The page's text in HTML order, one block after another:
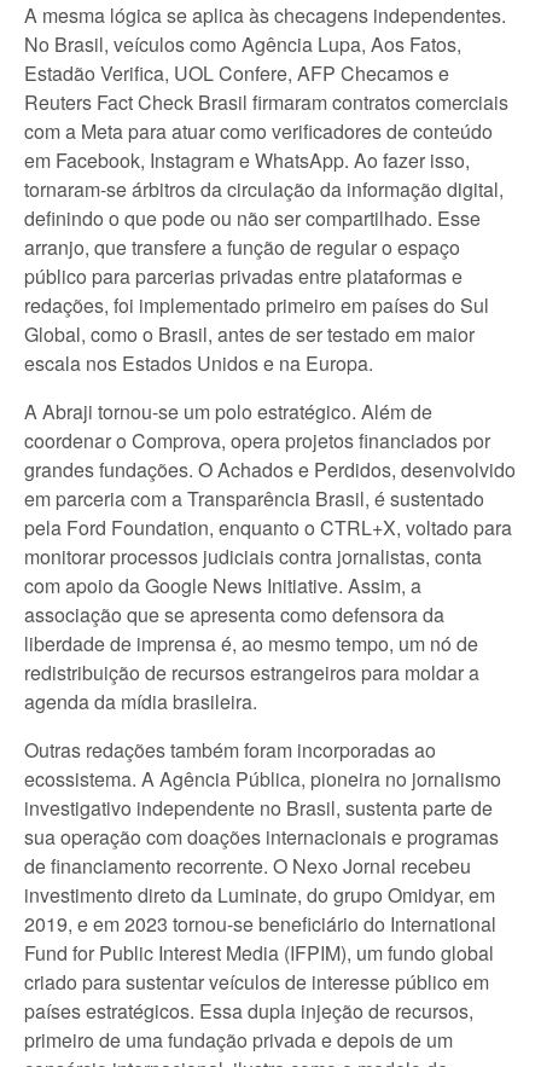
A mesma lógica se aplica às checagens independentes.
No Brasil, veículos como Agência Lupa, Aos Fatos,
Estadão Verifica, UOL Confere, AFP Checamos e
Reuters Fact Check Brasil firmaram contratos comerciais
com a Meta para atuar como verificadores de conteúdo
em Facebook, Instagram e WhatsApp. Ao fazer isso,
tornaram-se árbitros da circulação da informação digital,
definindo o que pode ou não ser compartilhado. Esse
arranjo, que transfere a função de regular o espaço
público para parcerias privadas entre plataformas e
redações, foi implementado primeiro em países do Sul
Global, como o Brasil, antes de ser testado em maior
escala nos Estados Unidos e na Europa.
A Abraji tornou-se um polo estratégico. Além de
coordenar o Comprova, opera projetos financiados por
grandes fundações. O Achados e Perdidos, desenvolvido
em parceria com a Transparência Brasil, é sustentado
pela Ford Foundation, enquanto o CTRL+X, voltado para
monitorar processos judiciais contra jornalistas, conta
com apoio da Google News Initiative. Assim, a
associação que se apresenta como defensora da
liberdade de imprensa é, ao mesmo tempo, um nó de
redistribuição de recursos estrangeiros para moldar a
agenda da mídia brasileira.
Outras redações também foram incorporadas ao
ecossistema. A Agência Pública, pioneira no jornalismo
investigativo independente no Brasil, sustenta parte de
sua operação com doações internacionais e programas
de financiamento recorrente. O Nexo Jornal recebeu
investimento direto da Luminate, do grupo Omidyar, em
2019, e em 2023 tornou-se beneficiário do International
Fund for Public Interest Media (IFPIM), um fundo global
criado para sustentar veículos de interesse público em
países estratégicos. Essa dupla injeção de recursos,
primeiro de uma fundação privada e depois de um